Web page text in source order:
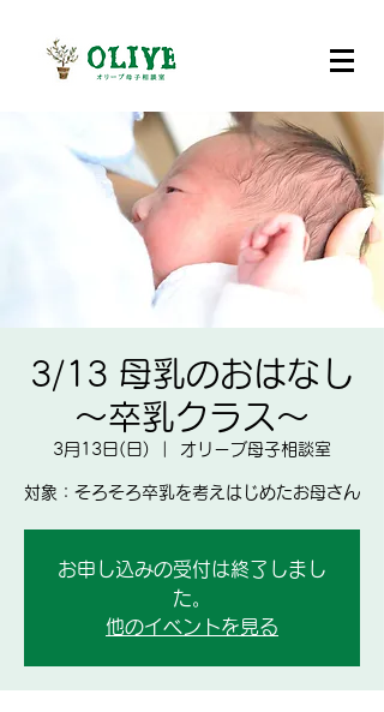
3/13 母乳のおはなし
～卒乳クラス～
3月13日(日) オリーブ母子相談室
対象：そろそろ卒乳を考えはじめたお母さん
お申し込みの受付は終了しまし
た。
他のイベントを見る